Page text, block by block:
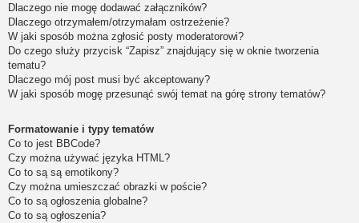
Dlaczego nie mogę dodawać załączników?
Dlaczego otrzymałem/otrzymałam ostrzeżenie?
W jaki sposób można zgłosić posty moderatorowi?
Do czego służy przycisk “Zapisz” znajdujący się w oknie tworzenia
tematu?
Dlaczego mój post musi być akceptowany?
W jaki sposób mogę przesunąć swój temat na górę strony tematów?
Formatowanie i typy tematów
Co to jest BBCode?
Czy można używać języka HTML?
Co to są są emotikony?
Czy można umieszczać obrazki w poście?
Co to są ogłoszenia globalne?
Co to są ogłoszenia?